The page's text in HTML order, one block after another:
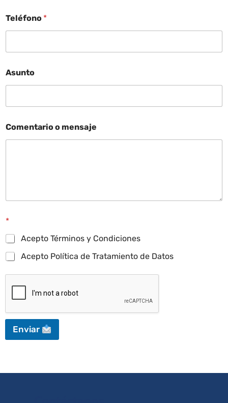
Teléfono *
Asunto
Comentario o mensaje
*
Acepto Términos y Condiciones
Acepto Política de Tratamiento de Datos
Enviar